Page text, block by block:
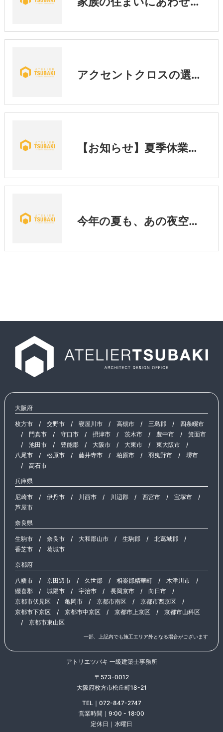
アクセントクロスの選び方｜後悔しないために知っておきたい3つのポイント💡
【お知らせ】夏季休業期間中の営業に関するご案内
今年の夏も、あの夜空へ🎇「くらわんか花火大会」実行委員会がスタート👆
大阪府
枚方市/ 交野市/ 寝屋川市/ 高槻市/ 三島郡/ 四条畷市
/ 門真市/ 守口市/ 摂津市/ 茨木市/ 豊中市/ 箕面市
/ 池田市/ 豊能郡/ 大阪市/ 大東市/ 東大阪市/
八尾市/ 松原市/ 藤井寺市/ 柏原市/ 羽曳野市/ 堺市
/ 高石市
兵庫県
尼崎市/ 伊丹市/ 川西市/ 川辺郡/ 西宮市/ 宝塚市/
芦屋市
奈良県
生駒市/ 奈良市/ 大和郡山市/ 生駒郡/ 北葛城郡/
香芝市/ 葛城市
京都府
八幡市/ 京田辺市/ 久世郡/ 相楽郡精華町/ 木津川市/
綴喜郡/ 城陽市/ 宇治市/ 長岡京市/ 向日市/
京都市伏見区/ 亀岡市/ 京都市南区/ 京都市西京区/
京都市下京区/ 京都市中京区/ 京都市上京区/ 京都市山科区
/ 京都市東山区
一部、上記内でも施工エリア外となる場合がございます
アトリエツバキ 一級建築士事務所
〒573-0012
大阪府枚方市松丘町18-21
TEL｜072-847-2747
営業時間｜9:00 - 18:00
定休日｜水曜日